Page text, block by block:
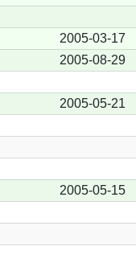
2005-03-17
2005-08-29
2005-05-21
2005-05-15